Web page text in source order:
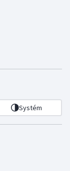
Systém